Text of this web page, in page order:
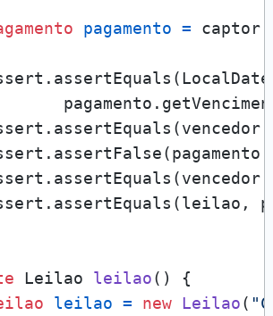
pagamento =
Leilao leilao()
{
leilao = new Leilao(